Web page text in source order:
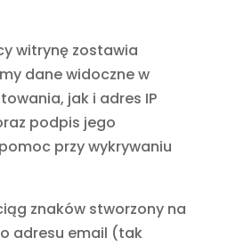
witrynę zostawia
dane widoczne w
jak i adres IP
podpis jego
przy wykrywaniu
znaków stworzony na
adresu email (tak